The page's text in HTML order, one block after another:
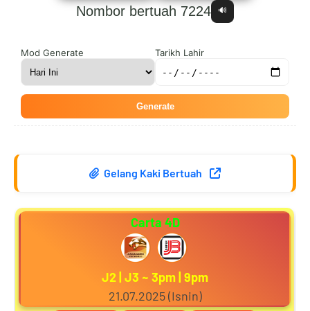
9
0
4
5
7
4
5
7
7
Nombor bertuah 7224 🔊
Mod Generate Tarikh Lahir
Generate
Gelang Kaki Bertuah
Carta 4D
J2 | J3 ~ 3pm | 9pm
21.07.2025 (Isnin)